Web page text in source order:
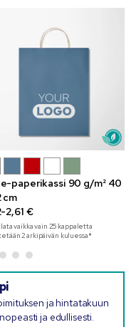
paperikassi 90 g/m² 40
cm
2,61 €
vaikka vain 25 kappaletta
2 arkipäivän kuluessa*
ja hintatakuun
ja edullisesti.